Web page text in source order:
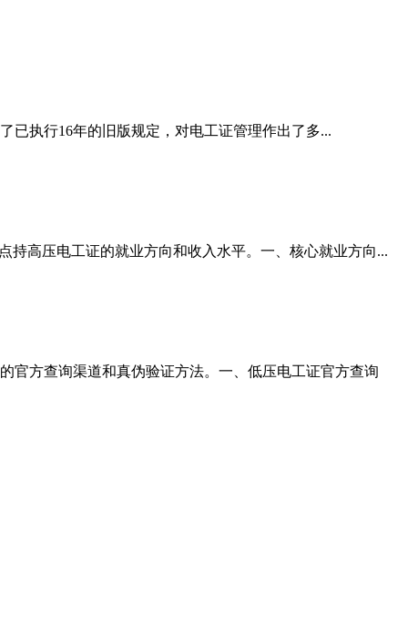
已执行16年的旧版规定，对电工证管理作出了多...
高压电工证的就业方向和收入水平。一、核心就业方向...
官方查询渠道和真伪验证方法。一、低压电工证官方查询